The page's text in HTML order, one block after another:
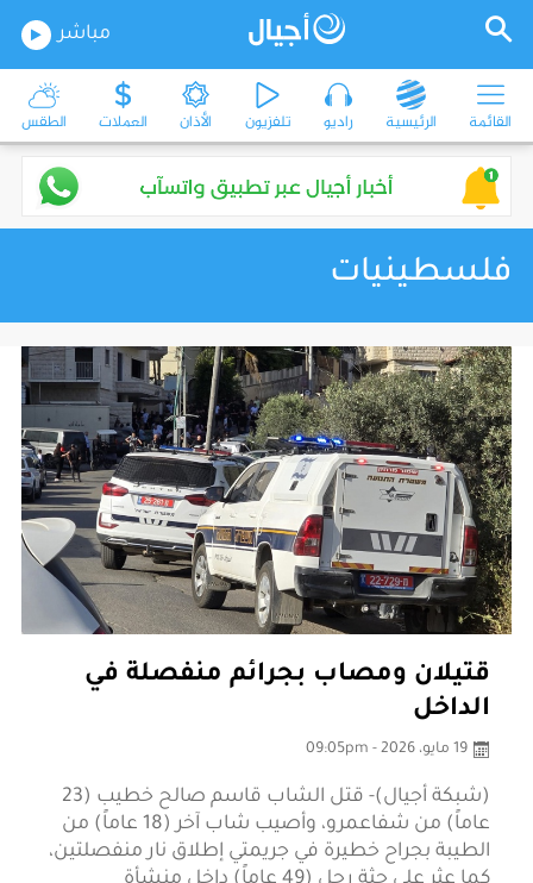
مباشر
القائمة الرئيسية راديو تلفزيون الأذان العملات الطقس
فلسطينيات
قتيلان ومصاب بجرائم منفصلة في
الداخل
19 مايو، 2026 - 09:05pm
(شبكة أجيال)- قتل الشاب قاسم صالح خطيب (23
عاماً) من شفاعمرو، وأصيب شاب آخر (18 عاماً) من
الطيبة بجراح خطيرة في جريمتي إطلاق نار منفصلتين،